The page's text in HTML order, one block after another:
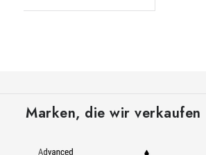
Marken, die wir verkaufen